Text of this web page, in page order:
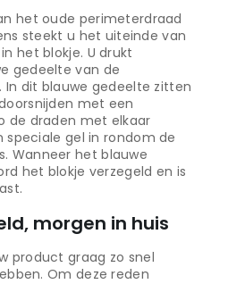
het oude perimeterdraad
steekt u het uiteinde van
het blokje. U drukt
gedeelte van de
dit blauwe gedeelte zitten
met een
de draden met elkaar
speciale gel in rondom de
Wanneer het blauwe
het blokje verzegeld en is
morgen in huis
product graag zo snel
Om deze reden